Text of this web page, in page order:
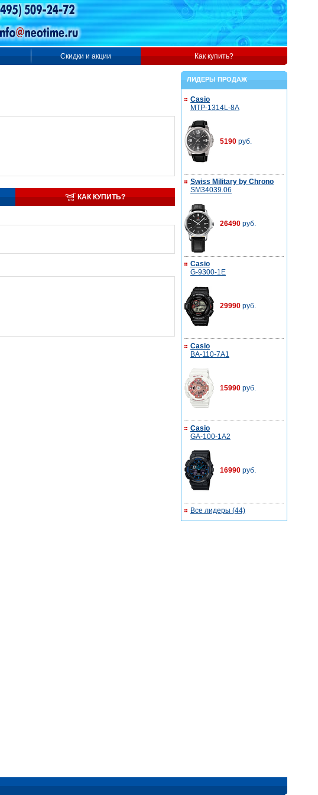
Скидки и акции Как купить?
ЛИДЕРЫ ПРОДАЖ
Casio
MTP-1314L-8A
5190 руб.
Swiss Military by Chrono
SM34039.06
26490 руб.
Casio
G-9300-1E
29990 руб.
Casio
BA-110-7A1
15990 руб.
Casio
GA-100-1A2
16990 руб.
Все лидеры (44)
КАК КУПИТЬ?